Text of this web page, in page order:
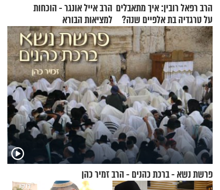
הרב רפאל רובין: איך מתאבלים
על טרגדיה בת אלפיים שנה?
הרב אייל אונגר - הוכחות
למציאות הבורא
פרשת נשא - ברכת כהנים - הרב זמיר כהן